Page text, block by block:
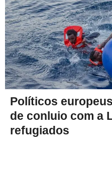
Políticos
de conluio com a
refugiados